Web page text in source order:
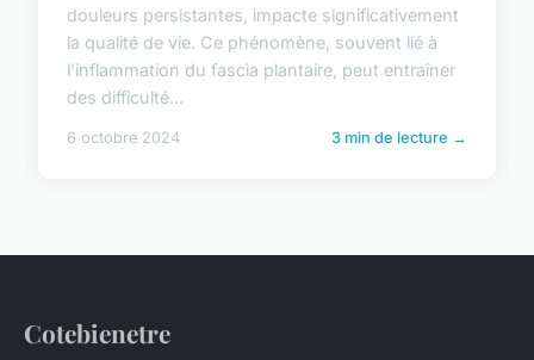
douleurs persistantes, impacte significativement
la qualité de vie. Ce phénomène, souvent lié à
l'inflammation du fascia plantaire, peut entraîner
des difficulté...
6 octobre 2024 3 min de lecture →
Cotebienetre